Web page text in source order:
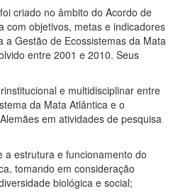
criado no âmbito do Acordo de
com objetivos, metas e indicadores
a Gestão de Ecossistemas da Mata
entre 2001 e 2010. Seus
e multidisciplinar entre
da Mata Atlântica e o
em atividades de pesquisa
estrutura e funcionamento do
tomando em consideração
biológica e social;